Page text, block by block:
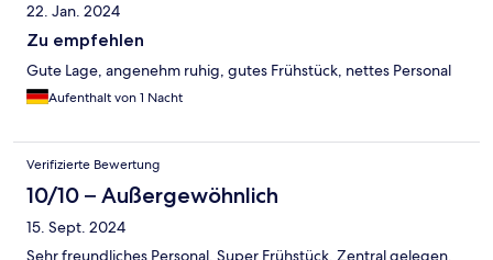
22. Jan. 2024
Zu empfehlen
Gute Lage, angenehm ruhig, gutes Frühstück, nettes Personal
Aufenthalt von 1 Nacht
Verifizierte Bewertung
10/10 – Außergewöhnlich
15. Sept. 2024
Sehr freundliches Personal. Super Frühstück. Zentral gelegen,